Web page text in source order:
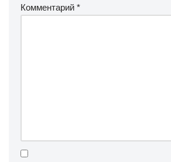
Комментарий *